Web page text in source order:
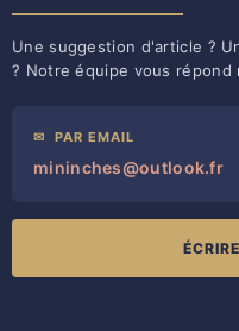
Une suggestion d'article ?
? Notre équipe vous répond
✉ PAR EMAIL
mininches@outlook.fr